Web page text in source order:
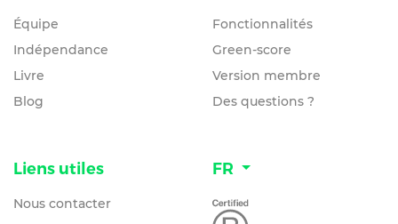
Équipe
Indépendance
Livre
Blog
Fonctionnalités
Green-score
Version membre
Des questions ?
Liens utiles
Nous contacter
FR